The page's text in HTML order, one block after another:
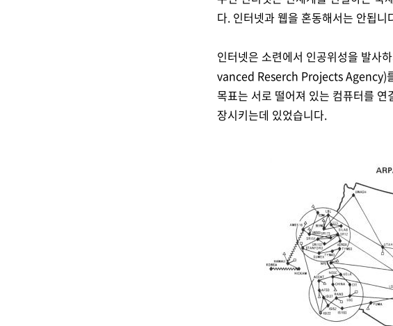
다. 인터넷과 웹을 혼동해서는 안됩니
인터넷은 소련에서 인공위성을 발사
vanced Reserch Projects Agency)
목표는 서로 떨어져 있는 컴퓨터를
장시키는데 있었습니다.